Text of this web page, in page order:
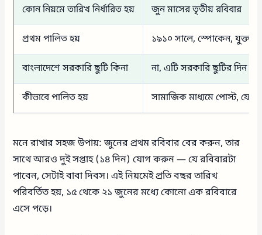
কোন নিয়মে তারিখ নির্ধারিত হয় জুন মাসের তৃতীয় রবিবার
প্রথম পালিত হয় ১৯১০ সালে, স্পোকেন,
বাংলাদেশে সরকারি ছুটি কিনা না, এটি সরকারি ছুটির দিন নয়
কীভাবে পালিত হয় সামাজিক মাধ্যমে পোস্ট,
মনে রাখার সহজ উপায়: জুনের প্রথম রবিবার বের করুন, তার
সাথে আরও দুই সপ্তাহ (১৪ দিন) যোগ করুন — যে রবিবারটা
পাবেন, সেটাই বাবা দিবস। এই নিয়মেই প্রতি বছর তারিখ
পরিবর্তিত হয়, ১৫ থেকে ২১ জুনের মধ্যে কোনো এক রবিবারে
এসে পড়ে।